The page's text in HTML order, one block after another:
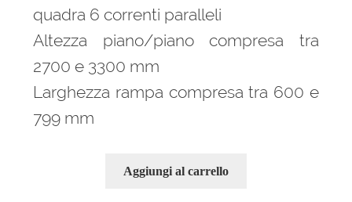
quadra 6 correnti paralleli
Altezza piano/piano compresa tra
2700 e 3300 mm
Larghezza rampa compresa tra 600 e
799 mm
Aggiungi al carrello